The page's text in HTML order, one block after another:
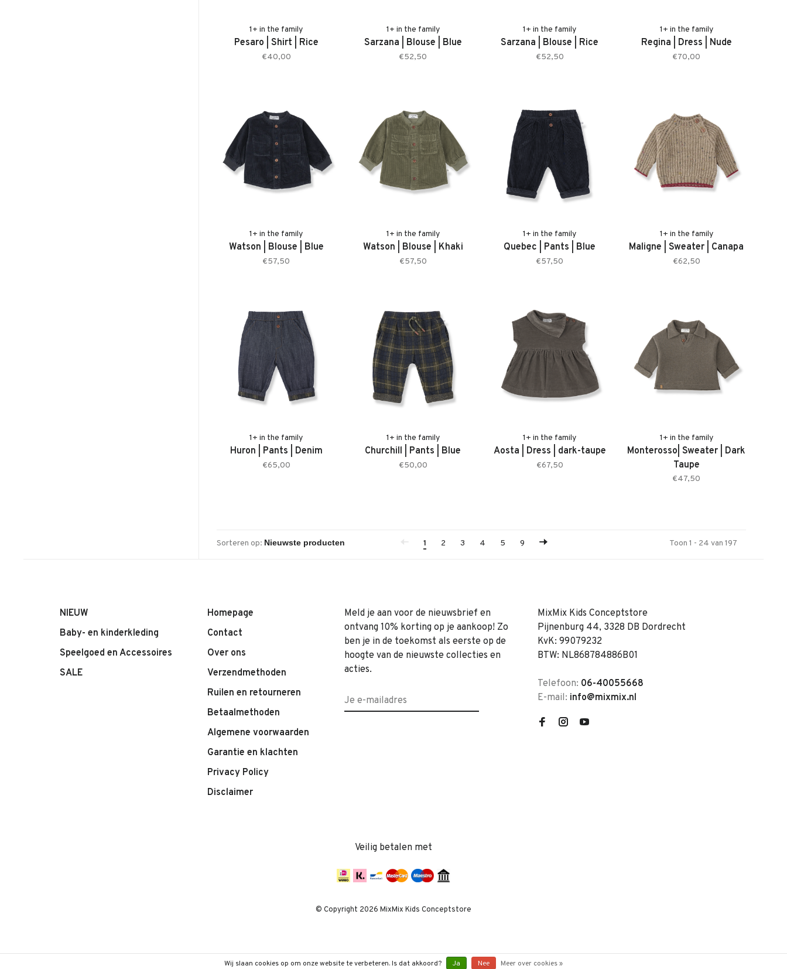
1+ in the family
Pesaro | Shirt | Rice
€40,00
1+ in the family
Sarzana | Blouse | Blue
€52,50
1+ in the family
Sarzana | Blouse | Rice
€52,50
1+ in the family
Regina | Dress | Nude
€70,00
1+ in the family
Watson | Blouse | Blue
€57,50
1+ in the family
Watson | Blouse | Khaki
€57,50
1+ in the family
Quebec | Pants | Blue
€57,50
1+ in the family
Maligne | Sweater | Canapa
€62,50
1+ in the family
Huron | Pants | Denim
€65,00
1+ in the family
Churchill | Pants | Blue
€50,00
1+ in the family
Aosta | Dress | dark-taupe
€67,50
1+ in the family
Monterosso| Sweater | Dark
Taupe
€47,50
Sorteren op: 1 2 3 4 5 9 Toon 1 - 24 van 197
NIEUW
Baby- en kinderkleding
Speelgoed en Accessoires
SALE
Homepage
Contact
Over ons
Verzendmethoden
Ruilen en retourneren
Betaalmethoden
Algemene voorwaarden
Garantie en klachten
Privacy Policy
Disclaimer
Meld je aan voor de nieuwsbrief en
ontvang 10% korting op je aankoop! Zo
ben je in de toekomst als eerste op de
hoogte van de nieuwste collecties en
acties.
MixMix Kids Conceptstore
Pijnenburg 44, 3328 DB Dordrecht
KvK: 99079232
BTW: NL868784886B01
Telefoon: 06-40055668
E-mail: info@mixmix.nl
Veilig betalen met
© Copyright 2026 MixMix Kids Conceptstore
Wij slaan cookies op om onze website te verbeteren. Is dat akkoord? Ja Nee Meer over cookies »